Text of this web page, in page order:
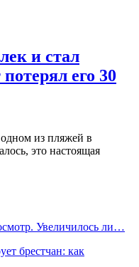
и стал
его 30
из пляжей в
это настоящая
Увеличилось ли…
брестчан: как